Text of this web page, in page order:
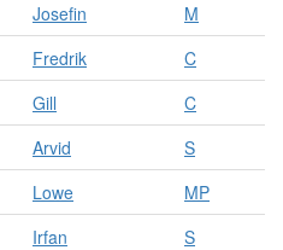
Josefin
M
Fredrik
C
Gill
C
Arvid
S
Lowe
MP
Irfan
S